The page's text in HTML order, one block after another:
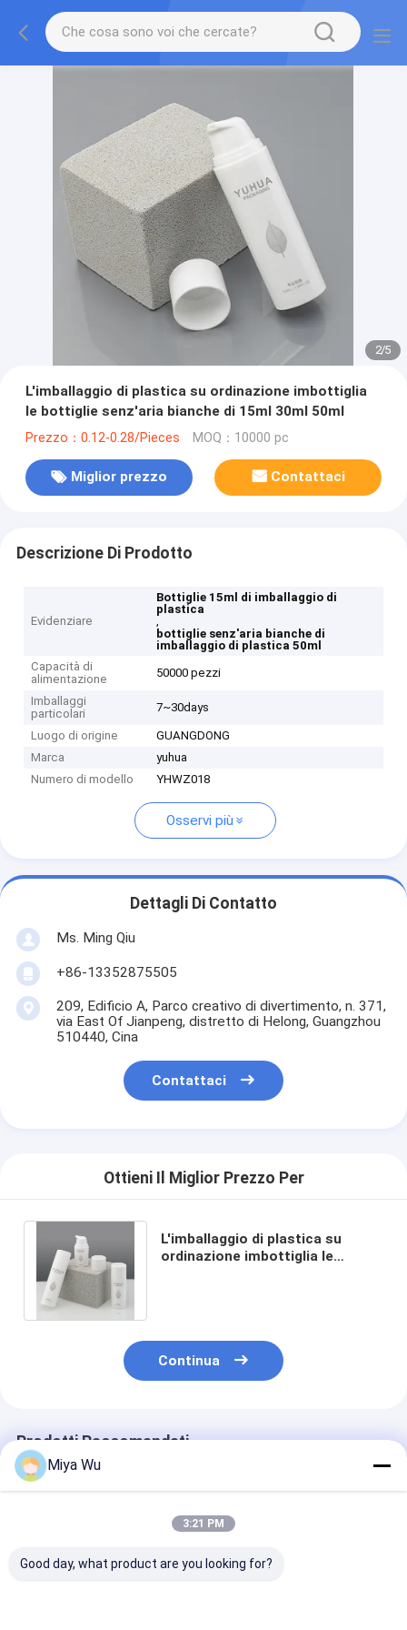
2/5
L'imballaggio di plastica su ordinazione imbottiglia
le bottiglie senz'aria bianche di 15ml 30ml 50ml
Prezzo：0.12-0.28/Pieces MOQ：10000 pc
Miglior prezzo Contattaci
Descrizione Di Prodotto
Evidenziare
Bottiglie 15ml di imballaggio di
plastica
,
bottiglie senz'aria bianche di
imballaggio di plastica 50ml
Capacità di
alimentazione
50000 pezzi
Imballaggi
particolari
7~30days
Luogo di origine
GUANGDONG
Marca
yuhua
Numero di modello
YHWZ018
Osservi più
Dettagli Di Contatto
Ms. Ming Qiu
+86-13352875505
209, Edificio A, Parco creativo di divertimento, n. 371,
via East Of Jianpeng, distretto di Helong, Guangzhou
510440, Cina
Contattaci
Ottieni Il Miglior Prezzo Per
L'imballaggio di plastica su
ordinazione imbottiglia le
Continua
Prodotti Raccomandati
Miya Wu
3:21 PM
Good day, what product are you looking for?